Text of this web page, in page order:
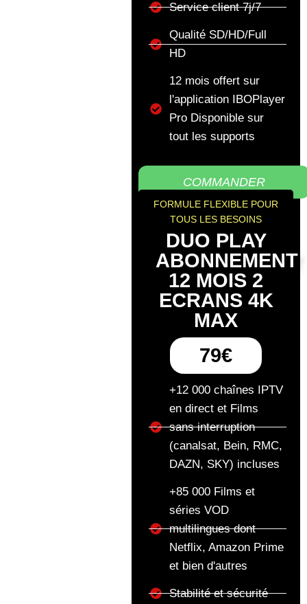
Service client 7j/7
Qualité SD/HD/Full
HD
12 mois offert sur
l'application IBOPlayer
Pro Disponible sur
tout les supports
COMMANDER
FORMULE FLEXIBLE POUR
TOUS LES BESOINS
DUO PLAY
ABONNEMENT
12 MOIS 2
ECRANS 4K
MAX
79€
+12 000 chaînes IPTV
en direct et Films
sans interruption
(canalsat, Bein, RMC,
DAZN, SKY) incluses
+85 000 Films et
séries VOD
multilingues dont
Netflix, Amazon Prime
et bien d'autres
Stabilité et sécurité